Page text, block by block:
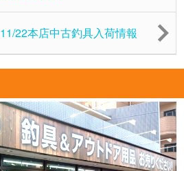
11/22本店中古釣具入荷情報